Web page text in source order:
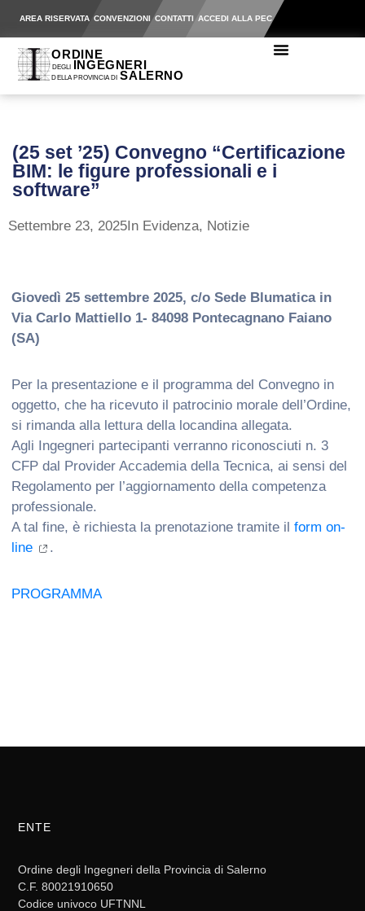
AREA RISERVATA CONVENZIONI CONTATTI ACCEDI ALLA PEC
(25 set ’25) Convegno “Certificazione
BIM: le figure professionali e i
software”
Settembre 23, 2025In Evidenza, Notizie
Giovedì 25 settembre 2025, c/o Sede Blumatica in
Via Carlo Mattiello 1- 84098 Pontecagnano Faiano
(SA)
Per la presentazione e il programma del Convegno in
oggetto, che ha ricevuto il patrocinio morale dell’Ordine,
si rimanda alla lettura della locandina allegata.
Agli Ingegneri partecipanti verranno riconosciuti n. 3
CFP dal Provider Accademia della Tecnica, ai sensi del
Regolamento per l’aggiornamento della competenza
professionale.
A tal fine, è richiesta la prenotazione tramite il form on-
line
.
PROGRAMMA
ENTE
Ordine degli Ingegneri della Provincia di Salerno
C.F. 80021910650
Codice univoco UFTNNL